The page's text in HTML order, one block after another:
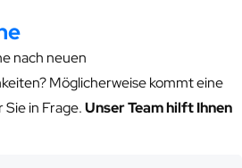
nach neuen
Möglicherweise kommt eine
in Frage.Unser Team hilft Ihnen